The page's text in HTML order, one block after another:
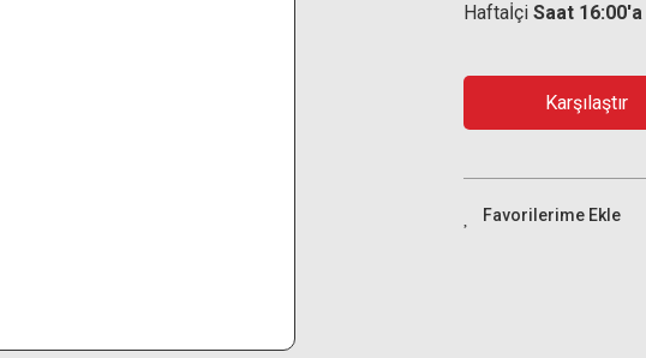
Haftaİçi Saat 16:00'a
Karşılaştır